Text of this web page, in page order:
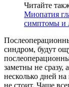
Читайте
Миопатия
симптомы и
синдром, будут
заметны не сразу,
несколько дней
не стоит. Чаще